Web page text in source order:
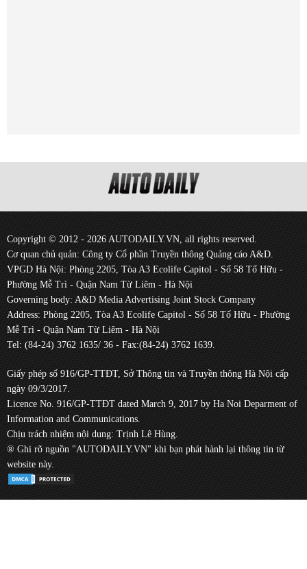
Copyright © 2012 - 2026 AUTODAILY.VN, all rights reserved.
Cơ quan chủ quản: Công ty Cổ phần Truyền thông Quảng cáo A&D.
VPGD Hà Nội: Phòng 2205, Tòa A3 Ecolife Capitol - Số 58 Tố Hữu -
Phường Mễ Trì - Quận Nam Từ Liêm - Hà Nội
Governing body: A&D Media Advertising Joint Stock Company
Address: Phòng 2205, Tòa A3 Ecolife Capitol - Số 58 Tố Hữu - Phường
Mễ Trì - Quận Nam Từ Liêm - Hà Nội
Tel: (84-24) 3762 1635/ 36 - Fax:(84-24) 3762 1639.
Giấy phép số 916/GP-TTĐT, Sở Thông tin và Truyền thông Hà Nội cấp
ngày 09/3/2017.
Licence No. 916/GP-TTĐT dated March 9, 2017 by Ha Noi Deparment of
Information and Communications.
Chịu trách nhiệm nội dung: Trịnh Lê Hùng.
® Ghi rõ nguồn "AUTODAILY.VN" khi bạn phát hành lại thông tin từ
website này.